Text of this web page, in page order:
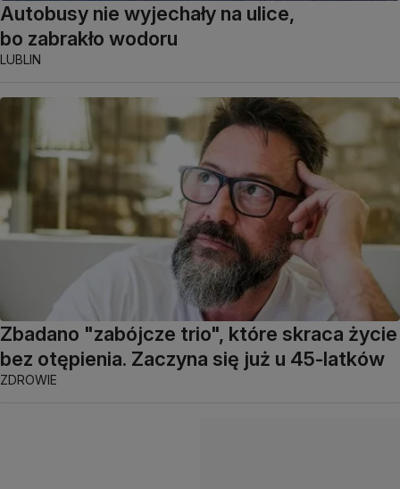
Autobusy nie wyjechały na ulice,
bo zabrakło wodoru
LUBLIN
Zbadano "zabójcze trio", które skraca życie
bez otępienia. Zaczyna się już u 45-latków
ZDROWIE